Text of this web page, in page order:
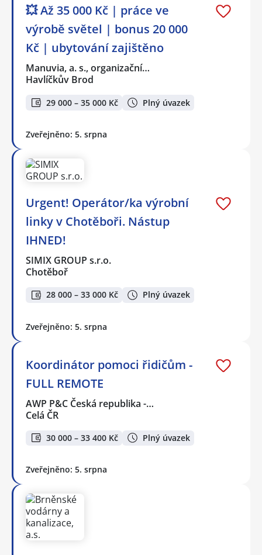
💥 Až 35 000 Kč | práce ve
výrobě světel | bonus 20 000
Kč | ubytování zajištěno
Manuvia, a. s., organizační…
Havlíčkův Brod
29 000 – 35 000 Kč Plný úvazek
Zveřejněno: 5. srpna
Urgent! Operátor/ka výrobní
linky v Chotěboři. Nástup
IHNED!
SIMIX GROUP s.r.o.
Chotěboř
28 000 – 33 000 Kč Plný úvazek
Zveřejněno: 5. srpna
Koordinátor pomoci řidičům -
FULL REMOTE
AWP P&C Česká republika -…
Celá ČR
30 000 – 33 400 Kč Plný úvazek
Zveřejněno: 5. srpna